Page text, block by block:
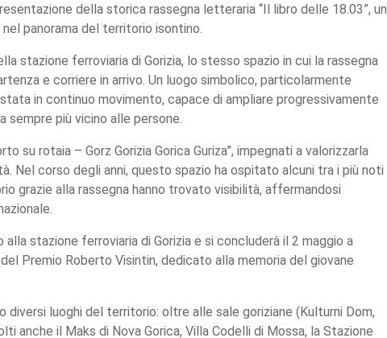
della storica rassegna letteraria “Il libro delle 18.03”, un
panorama del territorio isontino.
stazione ferroviaria di Gorizia, lo stesso spazio in cui la rassegna
e corriere in arrivo. Un luogo simbolico, particolarmente
in continuo movimento, capace di ampliare progressivamente
più vicino alle persone.
su rotaia – Gorz Gorizia Gorica Guriza”, impegnati a valorizzarla
Nel corso degli anni, questo spazio ha ospitato alcuni tra i più noti
grazie alla rassegna hanno trovato visibilità, affermandosi
alla stazione ferroviaria di Gorizia e si concluderà il 2 maggio a
Premio Roberto Visintin, dedicato alla memoria del giovane
diversi luoghi del territorio: oltre alle sale goriziane (Kulturni Dom,
anche il Maks di Nova Gorica, Villa Codelli di Mossa, la Stazione